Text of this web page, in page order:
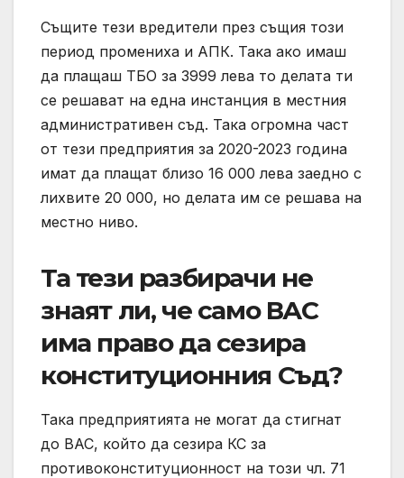
Същите тези вредители през същия този
период промениха и АПК. Така ако имаш
да плащаш ТБО за 3999 лева то делата ти
се решават на една инстанция в местния
административен съд. Така огромна част
от тези предприятия за 2020-2023 година
имат да плащат близо 16 000 лева заедно с
лихвите 20 000, но делата им се решава на
местно ниво.
Та тези разбирачи не
знаят ли, че само ВАС
има право да сезира
конституционния Съд?
Така предприятията не могат да стигнат
до ВАС, който да сезира КС за
противоконституционност на този чл. 71